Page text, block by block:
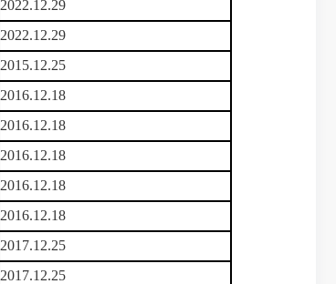
2022.12.29
2022.12.29
2015.12.25
2016.12.18
2016.12.18
2016.12.18
2016.12.18
2016.12.18
2017.12.25
2017.12.25